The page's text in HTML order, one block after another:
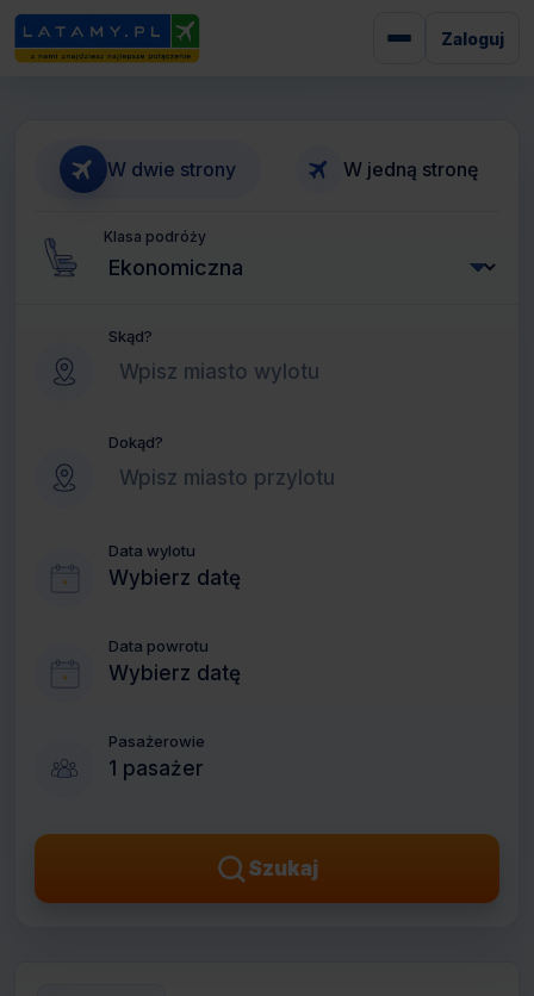
Zaloguj
W dwie strony W jedną stronę
Klasa podróży
Skąd?
Dokąd?
Data wylotu
Wybierz datę
Data powrotu
Wybierz datę
Pasażerowie
1 pasażer
Szukaj